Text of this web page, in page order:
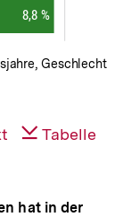
Geschlecht
Tabelle
hat in der